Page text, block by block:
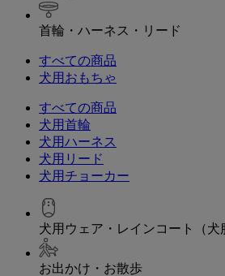
首輪・ハーネス・リード
すべての商品
犬用おもちゃ
すべての商品
犬用首輪
犬用ハーネス
犬用リード
犬用チョーカー
犬用ウェア・レインコート（犬
お出かけ・お散歩